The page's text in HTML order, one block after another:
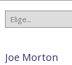
Joe Morton